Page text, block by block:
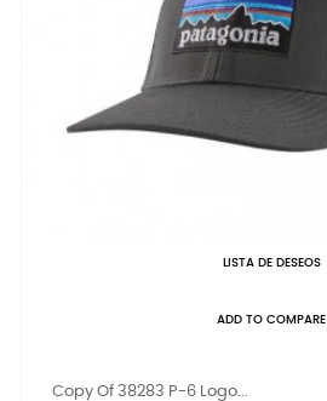
LISTA DE DESEOS
ADD TO COMPARE
Copy Of 38283 P-6 Logo...